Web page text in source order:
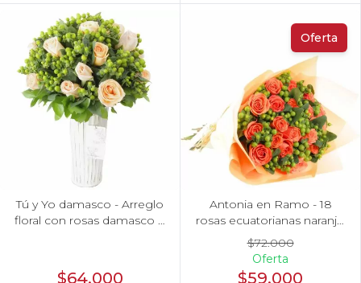
Tú y Yo damasco - Arreglo
floral con rosas damasco e
$64.000
Oferta
Antonia en Ramo - 18
rosas ecuatorianas naranjo
e hypericum
$72.000
Oferta
$59.000